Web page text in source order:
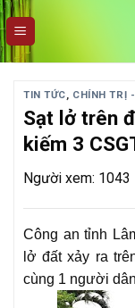
Skip
to
content
TIN TỨC, CHÍNH TRỊ
Sạt lở trên
kiếm 3
Người xem: 1043
Công an tỉnh
lở đất xảy ra
cùng 1 người